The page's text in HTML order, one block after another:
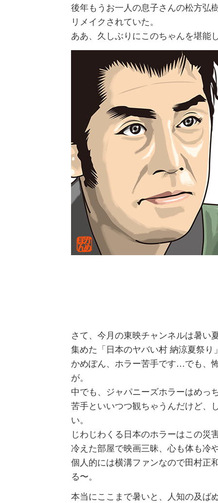
後年もうお一人の息子さんの松方弘
リメイクされていた。
ああ、久しぶりにこのちゃんを堪能
さて、今月の東映チャンネルは暑い
集めた「日本のヤバい村 納涼夏祭り
かめぽん、ホラー苦手です…でも、
が。
中でも、ジャパニーズホラーはめっ
苦手といいつつ観ちゃうんだけど、
い。
じわじわくる日本のホラーはこの災
冷えた部屋で映画三昧、心も体も冷
個人的には横溝ファンなので田村正
る〜。
本当にここまで暑いと、人知の及ば